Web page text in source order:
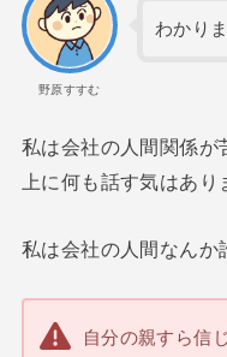
野原すすむ
わかり
私は会社の人間関係が
上に何も話す気はあり
私は会社の人間なんか
自分の親すら信